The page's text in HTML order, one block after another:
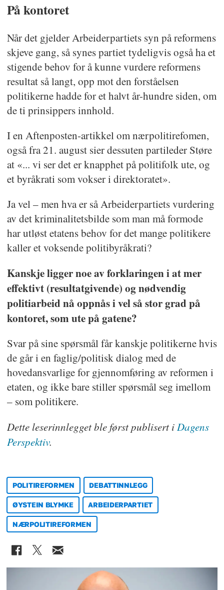
På kontoret
Når det gjelder Arbeiderpartiets syn på reformens
skjeve gang, så synes partiet tydeligvis også ha et
stigende behov for å kunne vurdere reformens
resultat så langt, opp mot den forståelsen
politikerne hadde for et halvt år-hundre siden, om
de ti prinsippers innhold.
I en Aftenposten-artikkel om nærpolitirefomen,
også fra 21. august sier dessuten partileder Støre
at «... vi ser det er knapphet på politifolk ute, og
et byråkrati som vokser i direktoratet».
Ja vel – men hva er så Arbeiderpartiets vurdering
av det kriminalitetsbilde som man må formode
har utløst etatens behov for det mange politikere
kaller et voksende politibyråkrati?
Kanskje ligger noe av forklaringen i at mer
effektivt (resultatgivende) og nødvendig
politiarbeid nå oppnås i vel så stor grad på
kontoret, som ute på gatene?
Svar på sine spørsmål får kanskje politikerne hvis
de går i en faglig/politisk dialog med de
hovedansvarlige for gjennomføring av reformen i
etaten, og ikke bare stiller spørsmål seg imellom
– som politikere.
Dette leserinnlegget ble først publisert iDagens
Perspektiv.
POLITIREFORMEN DEBATTINNLEGG
ØYSTEIN BLYMKE ARBEIDERPARTIET
NÆRPOLITIREFORMEN